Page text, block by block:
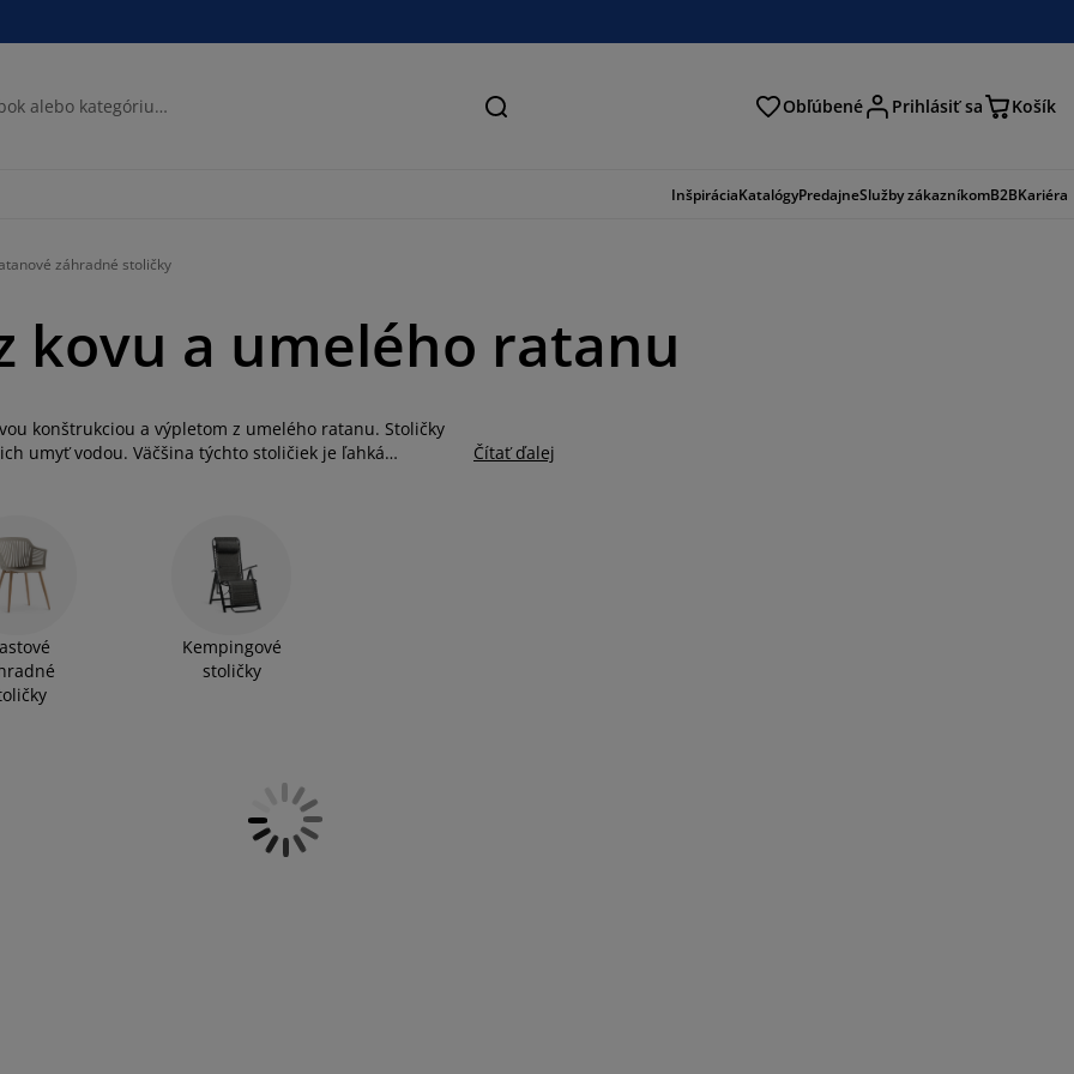
Hľadať Obľúbené Prihlásiť sa Košík
InšpiráciaKatalógyPredajneSlužby zákazníkomB2BKariéra
záhradné stoličky
kovu a umelého ratanu
konštrukciou a výpletom z umelého ratanu. Stoličky
umyť vodou. Väčšina týchto stoličiek je ľahká
Čítať ďalej
Kempingové
stoličky